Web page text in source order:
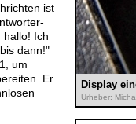
Display
Urheber:
ist
hallo! Ich
dann!"
um
Er